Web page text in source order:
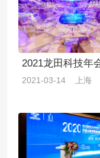
2021龙田科技年
2021-03-14 上海